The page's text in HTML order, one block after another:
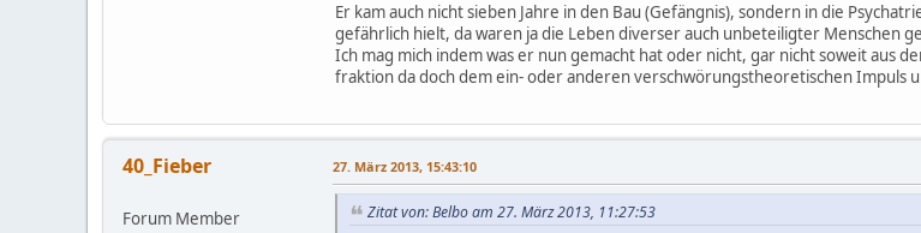
Er kam auch nicht sieben Jahre in den Bau (Gefängnis), sondern in die
gefährlich hielt, da waren ja die Leben diverser auch unbeteiligter Menschen
Ich mag mich indem was er nun gemacht hat oder nicht, gar nicht soweit aus
fraktion da doch dem ein- oder anderen verschwörungstheoretischen Impuls
40_Fieber
Forum Member
27. März 2013, 15:43:10
Zitat von: Belbo am 27. März 2013, 11:27:53